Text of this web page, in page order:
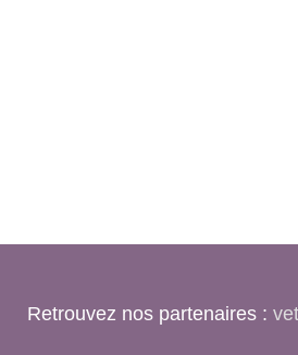
Retrouvez nos partenaires :